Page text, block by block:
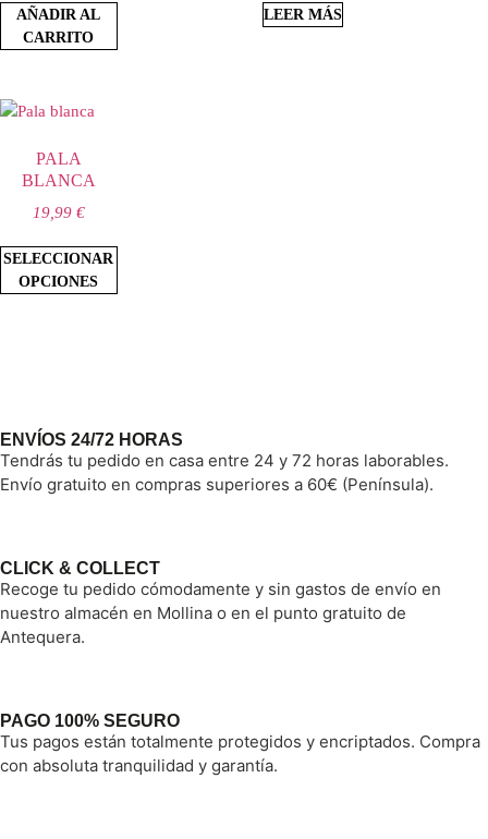
AÑADIR AL
CARRITO
LEER MÁS
PALA
BLANCA
19,99 €
SELECCIONAR
OPCIONES
ENVÍOS 24/72 HORAS
Tendrás tu pedido en casa entre 24 y 72 horas laborables.
Envío gratuito en compras superiores a 60€ (Península).
CLICK & COLLECT
Recoge tu pedido cómodamente y sin gastos de envío en
nuestro almacén en Mollina o en el punto gratuito de
Antequera.
PAGO 100% SEGURO
Tus pagos están totalmente protegidos y encriptados. Compra
con absoluta tranquilidad y garantía.